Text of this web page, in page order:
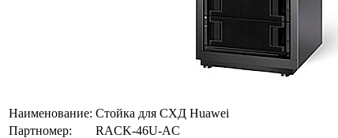
Наименование: Стойка для СХД Huawei
Партномер:
RACK-46U-AC